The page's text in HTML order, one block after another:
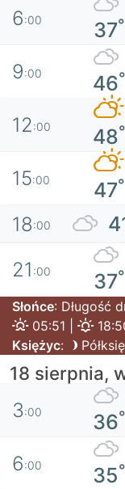
6:00 37°
9:00 46°
12:00 48°
15:00 47°
18:00
21 :00 37°
Słońce: Długość
05:51 |
Księżyc:
18 sierpnia,
3:00 36°
6:00 35°